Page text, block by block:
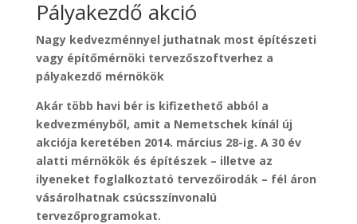
Pályakezdő akció
Nagy kedvezménnyel juthatnak most építészeti
vagy építőmérnöki tervezőszoftverhez a
pályakezdő mérnökök
Akár több havi bér is kifizethető abból a
kedvezményből, amit a Nemetschek kínál új
akciója keretében 2014. március 28-ig. A 30 év
alatti mérnökök és építészek – illetve az
ilyeneket foglalkoztató tervezőirodák – fél áron
vásárolhatnak csúcsszínvonalú
tervezőprogramokat.